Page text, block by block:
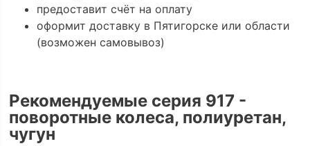
предоставит счёт на оплату
оформит доставку в Пятигорске или области
(возможен самовывоз)
Рекомендуемые серия 917 -
поворотные колеса, полиуретан,
чугун